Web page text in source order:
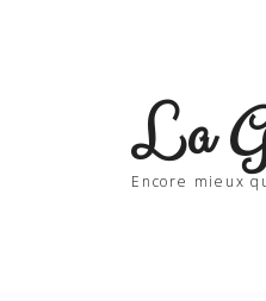
La
Encore mieux